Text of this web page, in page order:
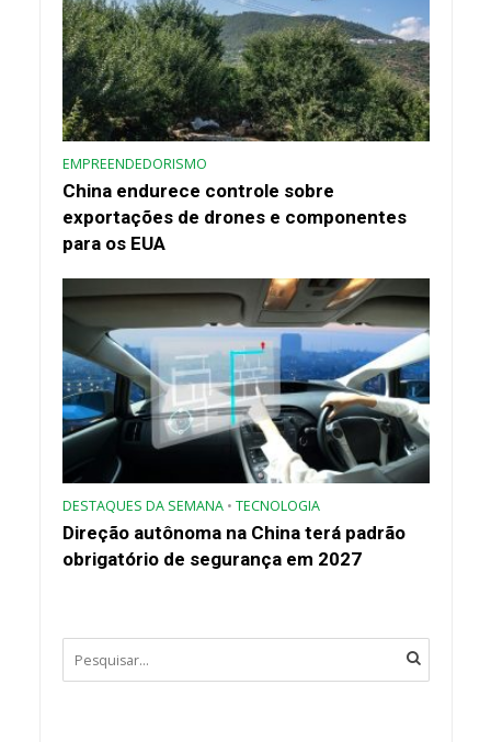
EMPREENDEDORISMO
China endurece controle sobre
exportações de drones e componentes
para os EUA
DESTAQUES DA SEMANA • TECNOLOGIA
Direção autônoma na China terá padrão
obrigatório de segurança em 2027